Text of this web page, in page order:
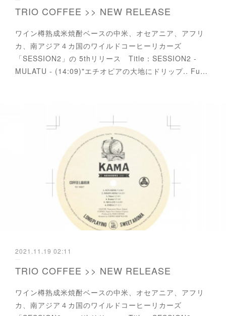
TRIO COFFEE >> NEW RELEASE
ワイン樽熟成米焼酎ベースの中米、オセアニア、アフリ
カ、南アジア４カ国のワイルドコーヒーリカーズ
「SESSION2」の 5thリリース Title：SESSION2 -
MULATU - (14:09)"エチオピアの大地にドリップ.. Fu…
2021.11.19 02:11
TRIO COFFEE >> NEW RELEASE
ワイン樽熟成米焼酎ベースの中米、オセアニア、アフリ
カ、南アジア４カ国のワイルドコーヒーリカーズ